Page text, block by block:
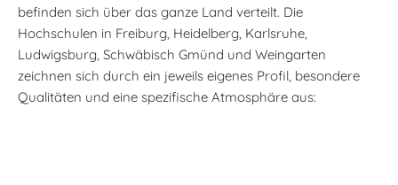
befinden sich über das ganze Land verteilt. Die
Hochschulen in Freiburg, Heidelberg, Karlsruhe,
Ludwigsburg, Schwäbisch Gmünd und Weingarten
zeichnen sich durch ein jeweils eigenes Profil, besondere
Qualitäten und eine spezifische Atmosphäre aus: